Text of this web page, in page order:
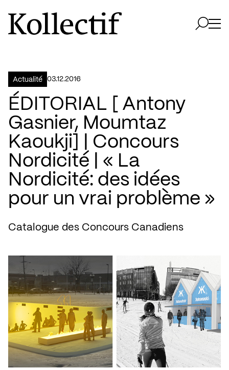
Aller à la page d'accueil
Logo Kollectif
Actualité 03.12.2016
ÉDITORIAL [ Antony
Gasnier, Moumtaz
Kaoukji] | Concours
Nordicité | « La
Nordicité: des idées
pour un vrai problème »
Catalogue des Concours Canadiens